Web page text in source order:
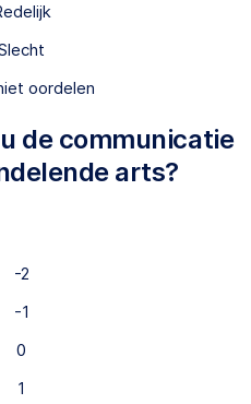
oordelen
de communicatie
arts?
-2
-1
0
1